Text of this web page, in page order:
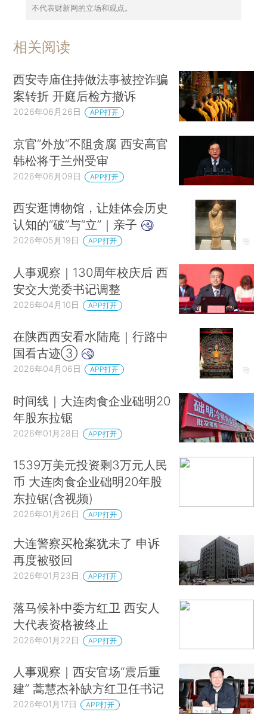
不代表财新网的立场和观点。
相关阅读
西安寺庙住持做法事被控诈骗
案转折 开庭后检方撤诉
2026年06月26日 APP打开
京官“外放”不阻贪腐 西安高官
韩松将于兰州受审
2026年06月09日 APP打开
西安逛博物馆，让娃体会历史
认知的“破”与“立”｜亲子
2026年05月19日 APP打开
人事观察｜130周年校庆后 西
安交大党委书记调整
2026年04月10日 APP打开
在陕西西安看水陆庵｜行路中
国看古迹③
2026年04月06日 APP打开
时间线｜大连肉食企业础明20
年股东拉锯
2026年01月28日 APP打开
1539万美元投资剩3万元人民
币 大连肉食企业础明20年股
东拉锯(含视频)
2026年01月26日 APP打开
大连警察买枪案犹未了 申诉
再度被驳回
2026年01月23日 APP打开
落马候补中委方红卫 西安人
大代表资格被终止
2026年01月22日 APP打开
人事观察｜西安官场“震后重
建” 蒿慧杰补缺方红卫任书记
2026年01月17日 APP打开